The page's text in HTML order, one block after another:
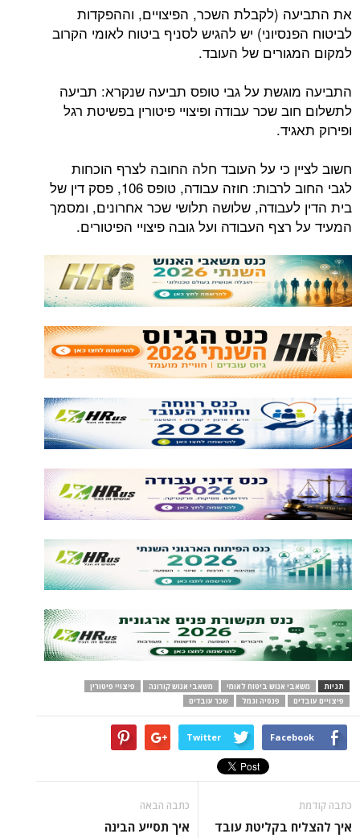
את התביעה (לקבלת השכר, הפיצויים, וההפקדות
לביטוח הפנסיוני) יש להגיש לסניף ביטוח לאומי הקרוב
למקום המגורים של העובד.
התביעה מוגשת על גבי טופס תביעה שנקרא: תביעה
לתשלום חוב שכר עבודה ופיצויי פיטורין בפשיטת רגל
ופירוק תאגיד.
חשוב לציין כי על העובד חלה החובה לצרף הוכחות
לגבי החוב לרבות: חוזה עבודה, טופס 106, פסק דין של
בית הדין לעבודה, שלושה תלושי שכר אחרונים, ומסמך
המעיד על רצף העבודה ועל גובה פיצויי הפיטורים.
תגיות משאבי אנוש ביטוח לאומי משאבי אנוש קורונה
פיצויי פיטורין
פיצויים עובדים
פנסיה וגמל שכר עובדים
Facebook
Twitter
כתבה קודמת
איך להצליח בקליטת עובד
כתבה הבאה
איך תסייע הבינה